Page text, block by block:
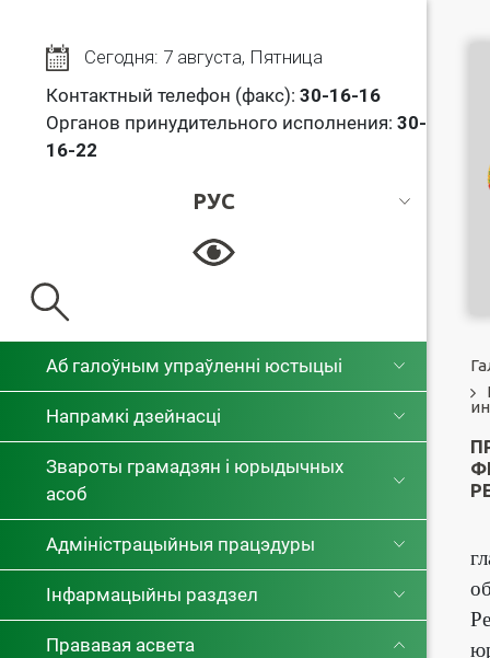
Сегодня: 7 августа, Пятница
Контактный телефон (факс): 30-16-16
Органов принудительного исполнения: 30-
16-22
РУС
РУС
Аб галоўным упраўленні юстыцыі
Напрамкі дзейнасці
Звароты грамадзян і юрыдычных
асоб
Адміністрацыйныя працэдуры
Інфармацыйны раздзел
Прававая асвета